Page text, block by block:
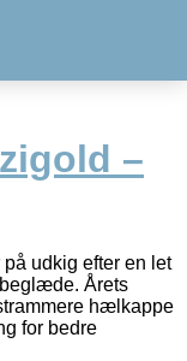
–
udkig efter en let
Årets
hælkappe
for bedre